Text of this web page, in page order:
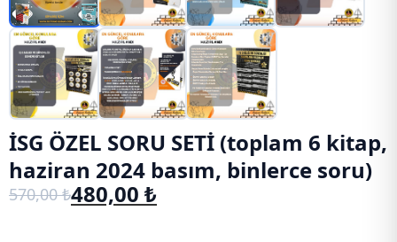
İSG ÖZEL SORU SETİ (toplam 6 kitap,
haziran 2024 basım, binlerce soru)
570,00₺
Orijinal
480,00 ₺
Şu